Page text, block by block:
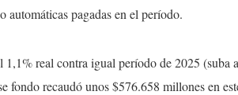
automáticas pagadas en el período.
real contra igual período de 2025 (suba
fondo recaudó unos $576.658 millones en